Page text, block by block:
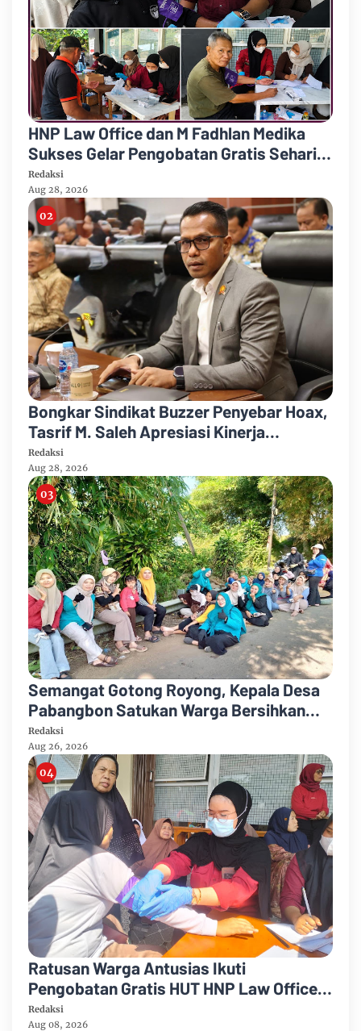
HNP Law Office dan M Fadhlan Medika
Sukses Gelar Pengobatan Gratis Sehari
Penuh
Redaksi
Aug 28, 2026
Bongkar Sindikat Buzzer Penyebar Hoax,
Tasrif M. Saleh Apresiasi Kinerja
Ditreskrimum Polda Metro Jaya
Redaksi
Aug 28, 2026
Semangat Gotong Royong, Kepala Desa
Pabangbon Satukan Warga Bersihkan
Lingkungan
Redaksi
Aug 26, 2026
Ratusan Warga Antusias Ikuti
Pengobatan Gratis HUT HNP Law Office
Lengkap Cek Gula Darah Kolesterol
Redaksi
Aug 08, 2026